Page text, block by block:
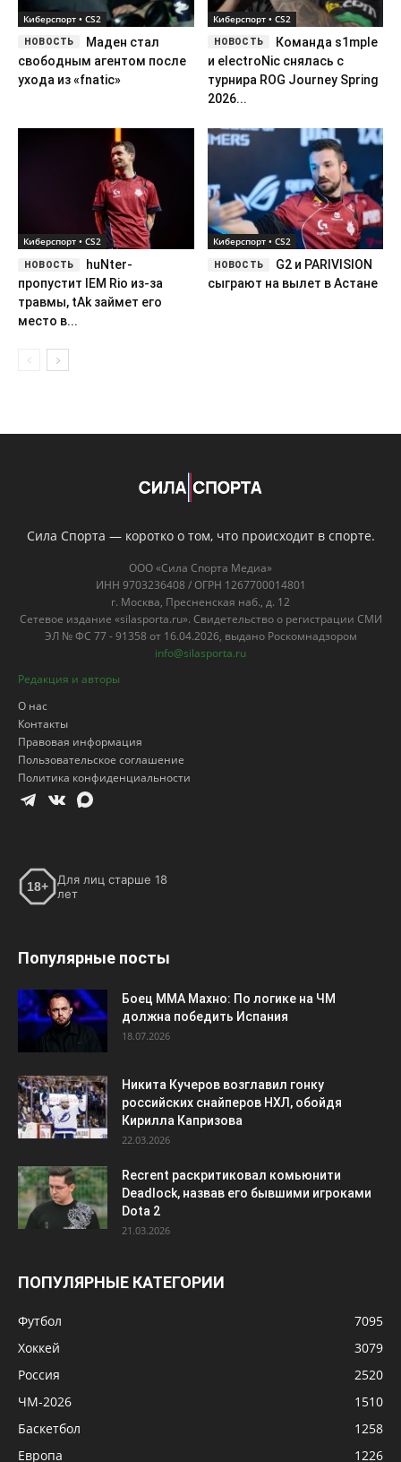
Киберспорт • CS2
Маден стал
свободным агентом после
ухода из «fnatic»
Киберспорт • CS2
Команда s1mple
и electroNic снялась с
турнира ROG Journey Spring
2026...
Киберспорт • CS2
huNter-
пропустит IEM Rio из-за
травмы, tAk займет его
место в...
Киберспорт • CS2
G2 и PARIVISION
сыграют на вылет в Астане
Сила Спорта — коротко о том, что происходит в спорте.
ООО «Сила Спорта Медиа»
ИНН 9703236408 / ОГРН 1267700014801
г. Москва, Пресненская наб., д. 12
Сетевое издание «silasporta.ru». Свидетельство о регистрации СМИ
ЭЛ № ФС 77 - 91358 от 16.04.2026, выдано Роскомнадзором
info@silasporta.ru
Редакция и авторы
О нас
Контакты
Правовая информация
Пользовательское соглашение
Политика конфиденциальности
18+
Для лиц старше 18
лет
Популярные посты
Боец ММА Махно: По логике на ЧМ
должна победить Испания
18.07.2026
Никита Кучеров возглавил гонку
российских снайперов НХЛ, обойдя
Кирилла Капризова
22.03.2026
Recrent раскритиковал комьюнити
Deadlock, назвав его бывшими игроками
Dota 2
21.03.2026
ПОПУЛЯРНЫЕ КАТЕГОРИИ
Футбол
7095
Хоккей
3079
Россия
2520
ЧМ-2026
1510
Баскетбол
1258
Европа
1226